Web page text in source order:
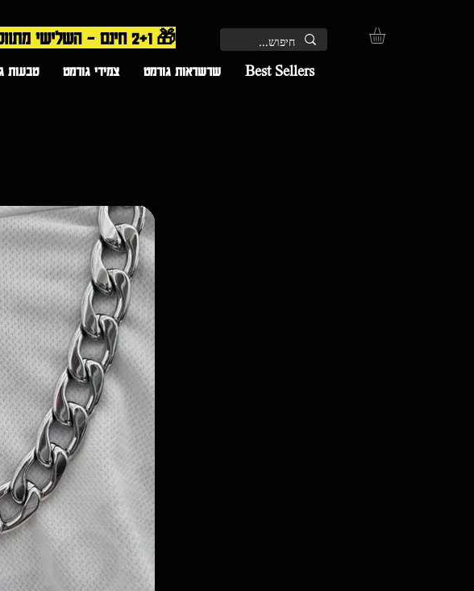
🎁 2+1 חינם – השלישי מתווסף אוטומטית בקופה | 🚚 משלוח חינם
Best Sellers שרשראות גורמט צמידי גורמט טבעות